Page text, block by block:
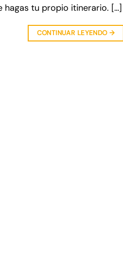
hagas tu propio itinerario. […]
CONTINUAR LEYENDO →